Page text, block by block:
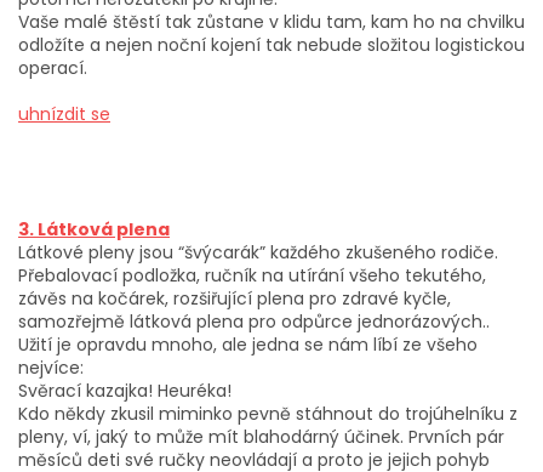
Vaše malé štěstí tak zůstane v klidu tam, kam ho na chvilku
odložíte a nejen noční kojení tak nebude složitou logistickou
operací.
uhnízdit se
3. Látková plena
Látkové pleny jsou “švýcarák” každého zkušeného rodiče.
Přebalovací podložka, ručník na utírání všeho tekutého,
závěs na kočárek, rozšiřující plena pro zdravé kyčle,
samozřejmě látková plena pro odpůrce jednorázových..
Užití je opravdu mnoho, ale jedna se nám líbí ze všeho
nejvíce:
Svěrací kazajka! Heuréka!
Kdo někdy zkusil miminko pevně stáhnout do trojúhelníku z
pleny, ví, jaký to může mít blahodárný účinek. Prvních pár
měsíců deti své ručky neovládají a proto je jejich pohyb